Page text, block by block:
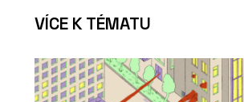
VÍCE K TÉMATU